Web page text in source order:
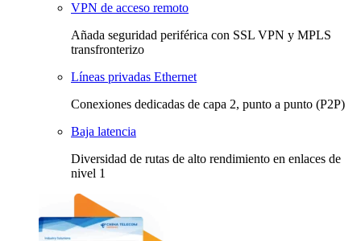
VPN de acceso remoto
Añada seguridad periférica con SSL VPN y MPLS
transfronterizo
Líneas privadas Ethernet
Conexiones dedicadas de capa 2, punto a punto (P2P)
Baja latencia
Diversidad de rutas de alto rendimiento en enlaces de
nivel 1